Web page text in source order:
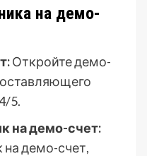
на демо-
Откройте демо-
5.
на демо-счет:
на демо-счет,